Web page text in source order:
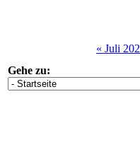
« Juli
Gehe zu: